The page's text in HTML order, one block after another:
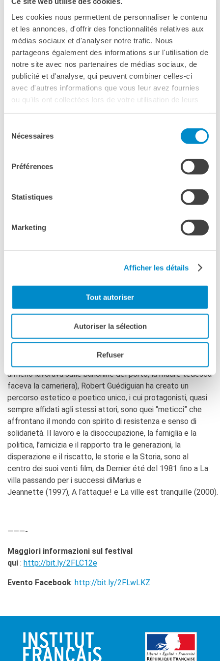
Les cookies nous permettent de personnaliser le contenu
et les annonces, d'offrir des fonctionnalités relatives aux
médias sociaux et d'analyser notre trafic. Nous
partageons également des informations sur l'utilisation de
notre site avec nos partenaires de médias sociaux, de
publicité et d'analyse, qui peuvent combiner celles-ci
avec d'autres informations que vous leur avez fournies
ou qu'ils ont collectées lors de votre utilisation de leurs
Nécessaires
Préférences
Statistiques
Marketing
Afficher les détails
Tout autoriser
Autoriser la sélection
Refuser
Le chiavi della città
Ma classe au cinéma
Pcto
BIBLIOTECA MEDIATECA
Catalogo online
Culturethèque
Salon de lecture (online)
LIBRAIRIE FRANÇAISE DE
DI ROBERT GUÉDIGUIAN
BOLOGNA
SABATO 14 APRILE, ORE 18.00
UN VOYAGE EN ARMÉNIE
125’ V. O. SOTT. IT.
Barsam è malato. Quando capisce che la vita che gli resta è
breve, decide di tornare alla sua terra natale, in Armenia.
del padre obbliga quindi la recalcitrante Anna a mettersi in
per a rontare un tema personale, quello delle sue
ROBERT GUÉDIGUIAN
Nato nel 1953 nell’Estaque, quartiere povero situato nella
armeno lavorava sulle banchine del porto, la madre tedesca
faceva la cameriera), Robert Guédiguian ha creato un
percorso estetico e poetico unico, i cui protagonisti, quasi
sempre affidati agli stessi attori, sono quei “meticci” che
affrontano il mondo con spirito di resistenza e senso di
solidarietà. Il lavoro e la disoccupazione, la famiglia e la
politica, l’amicizia e il rapporto tra le generazioni, la
disperazione e il riscatto, le storie e la Storia, sono al
centro dei suoi venti film, da Dernier été del 1981 fino a La
villa passando per i successi diMarius e
Jeannette (1997), A l’attaque! e La ville est tranquille (2000).
———-
Maggiori informazioni sul festival
qui : http://bit.ly/2FLC12e
Evento Facebook: http://bit.ly/2FLwLKZ